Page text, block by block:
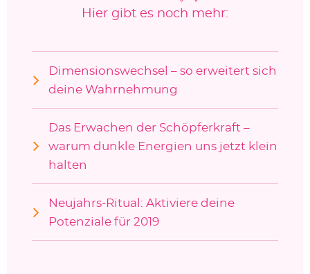
Hier gibt es noch mehr:
Dimensionswechsel – so erweitert sich
deine Wahrnehmung
Das Erwachen der Schöpferkraft –
warum dunkle Energien uns jetzt klein
halten
Neujahrs-Ritual: Aktiviere deine
Potenziale für 2019